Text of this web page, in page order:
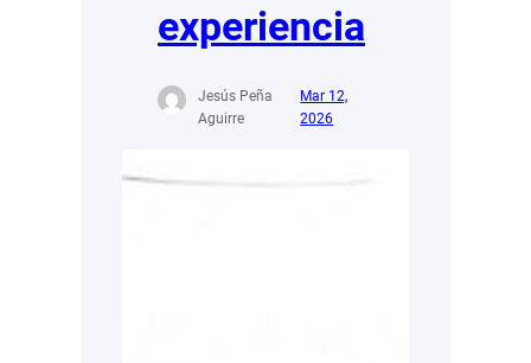
experiencia
Jesús Peña
Aguirre
Mar 12,
2026